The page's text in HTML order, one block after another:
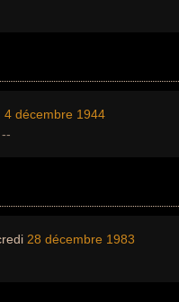
4 décembre 1944
--
28 décembre 1983